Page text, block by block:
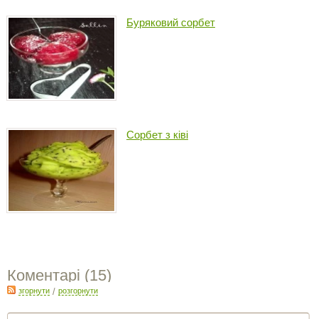
Буряковий сорбет
Сорбет з ківі
Коментарі (15)
згорнути / розгорнути